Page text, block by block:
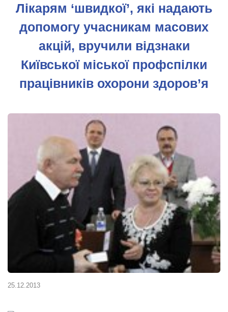
Лікарям ‘швидкої’, які надають
допомогу учасникам масових
акцій, вручили відзнаки
Київської міської профспілки
працівників охорони здоров’я
25.12.2013